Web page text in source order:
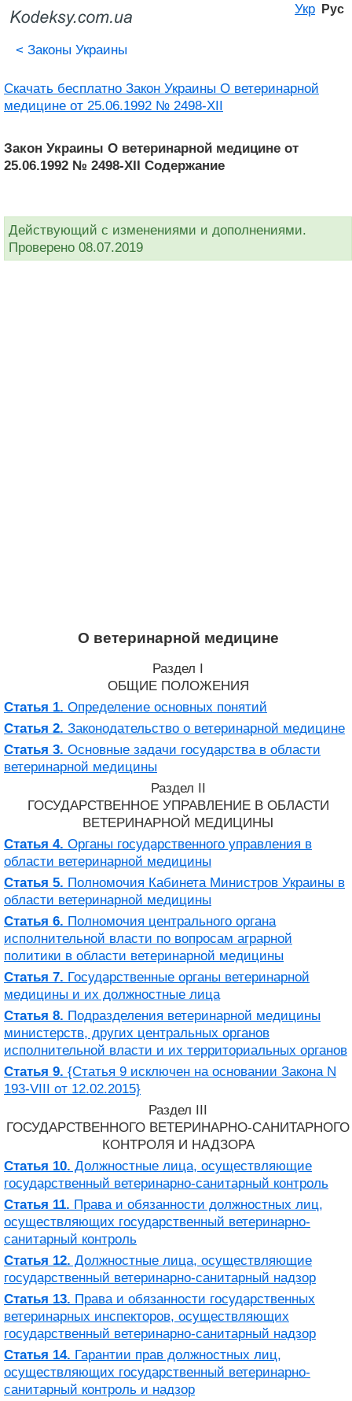
Укр Рус
< Законы Украины
Скачать бесплатно Закон Украины О ветеринарной
медицине от 25.06.1992 № 2498-XII
Закон Украины О ветеринарной медицине от
25.06.1992 № 2498-XII Содержание
Действующий с изменениями и дополнениями.
Проверено 08.07.2019
О ветеринарной медицине
Раздел I
ОБЩИЕ ПОЛОЖЕНИЯ
Статья 1. Определение основных понятий
Статья 2. Законодательство о ветеринарной медицине
Статья 3. Основные задачи государства в области
ветеринарной медицины
Раздел II
ГОСУДАРСТВЕННОЕ УПРАВЛЕНИЕ В ОБЛАСТИ
ВЕТЕРИНАРНОЙ МЕДИЦИНЫ
Статья 4. Органы государственного управления в
области ветеринарной медицины
Статья 5. Полномочия Кабинета Министров Украины в
области ветеринарной медицины
Статья 6. Полномочия центрального органа
исполнительной власти по вопросам аграрной
политики в области ветеринарной медицины
Статья 7. Государственные органы ветеринарной
медицины и их должностные лица
Статья 8. Подразделения ветеринарной медицины
министерств, других центральных органов
исполнительной власти и их территориальных органов
Статья 9. {Статья 9 исключен на основании Закона N
193-VIII от 12.02.2015}
Раздел III
ГОСУДАРСТВЕННОГО ВЕТЕРИНАРНО-САНИТАРНОГО
КОНТРОЛЯ И НАДЗОРА
Статья 10. Должностные лица, осуществляющие
государственный ветеринарно-санитарный контроль
Статья 11. Права и обязанности должностных лиц,
осуществляющих государственный ветеринарно-
санитарный контроль
Статья 12. Должностные лица, осуществляющие
государственный ветеринарно-санитарный надзор
Статья 13. Права и обязанности государственных
ветеринарных инспекторов, осуществляющих
государственный ветеринарно-санитарный надзор
Статья 14. Гарантии прав должностных лиц,
осуществляющих государственный ветеринарно-
санитарный контроль и надзор